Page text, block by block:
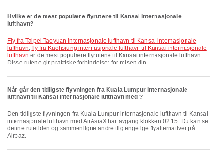
Hvilke er de mest populære flyrutene til Kansai internasjonale
lufthavn?
fly fra Taipei Taoyuan internasjonale lufthavn til Kansai internasjonale
lufthavn,fly fra Kaohsiung internasjonale lufthavn til Kansai internasjonale
lufthavn er de mest populære flyrutene til Kansai internasjonale lufthavn.
Disse rutene gir praktiske forbindelser for reisen din.
Når går den tidligste flyvningen fra Kuala Lumpur internasjonale
lufthavn til Kansai internasjonale lufthavn med ?
Den tidligste flyvningen fra Kuala Lumpur internasjonale lufthavn til Kansai
internasjonale lufthavn med AirAsiaX har avgang klokken 02:15. Du kan se
denne rutetiden og sammenligne andre tilgjengelige flyalternativer på
Airpaz.